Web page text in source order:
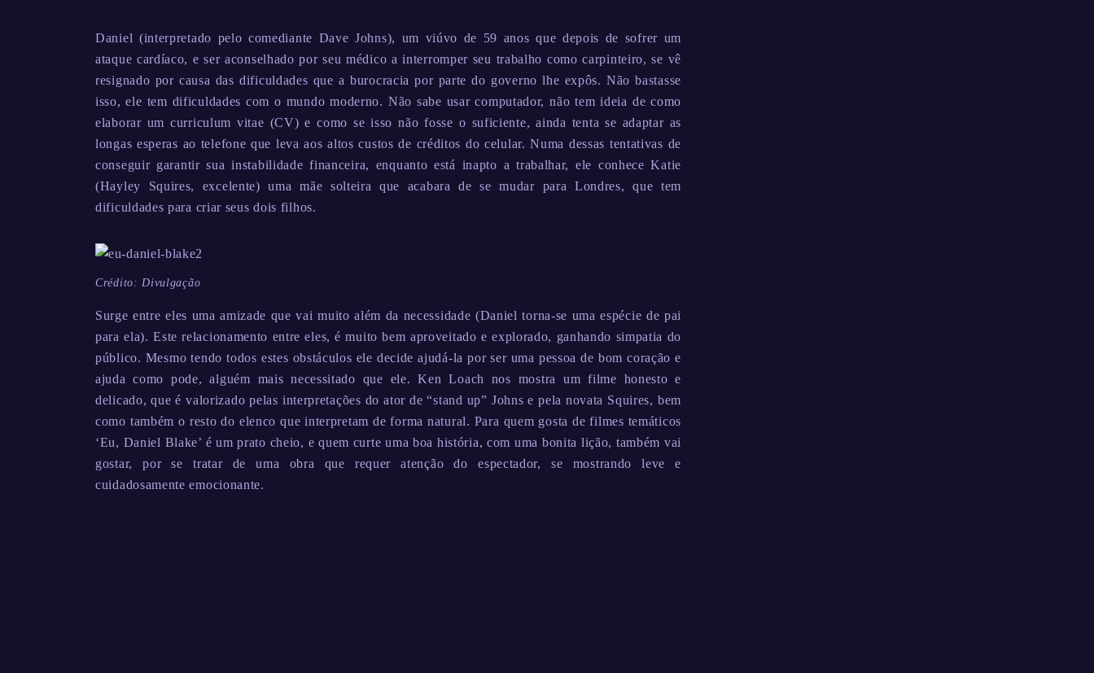
Daniel (interpretado pelo comediante Dave Johns), um viúvo de 59 anos que depois de sofrer um
ataque cardíaco, e ser aconselhado por seu médico a interromper seu trabalho como carpinteiro, se vê
resignado por causa das dificuldades que a burocracia por parte do governo lhe expôs. Não bastasse
isso, ele tem dificuldades com o mundo moderno. Não sabe usar computador, não tem ideia de como
elaborar um curriculum vitae (CV) e como se isso não fosse o suficiente, ainda tenta se adaptar as
longas esperas ao telefone que leva aos altos custos de créditos do celular. Numa dessas tentativas de
conseguir garantir sua instabilidade financeira, enquanto está inapto a trabalhar, ele conhece Katie
(Hayley Squires, excelente) uma mãe solteira que acabara de se mudar para Londres, que tem
dificuldades para criar seus dois filhos.
Crédito: Divulgação
Surge entre eles uma amizade que vai muito além da necessidade (Daniel torna-se uma espécie de pai
para ela). Este relacionamento entre eles, é muito bem aproveitado e explorado, ganhando simpatia do
público. Mesmo tendo todos estes obstáculos ele decide ajudá-la por ser uma pessoa de bom coração e
ajuda como pode, alguém mais necessitado que ele. Ken Loach nos mostra um filme honesto e
delicado, que é valorizado pelas interpretações do ator de “stand up” Johns e pela novata Squires, bem
como também o resto do elenco que interpretam de forma natural. Para quem gosta de filmes temáticos
‘Eu, Daniel Blake’ é um prato cheio, e quem curte uma boa história, com uma bonita lição, também vai
gostar, por se tratar de uma obra que requer atenção do espectador, se mostrando leve e
cuidadosamente emocionante.